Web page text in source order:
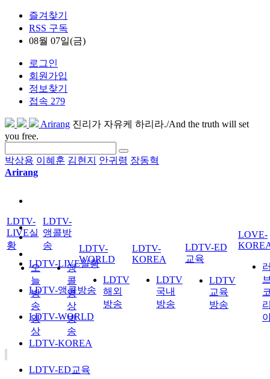
즐겨찾기
RSS 구독
08월 07일(금)
로그인
회원가입
정보찾기
접속 279
Arirang 진리가 자유케 하리라./And the truth will set
you free.
박상용 이혜훈 김현지 안귀령 장동혁
Arirang
LDTV-LIVE실황
LDTV-앵콜방송
LDTV-WORLD
LDTV-KOREA
LDTV-ED교육
LDTV-
LIVE실
황
오
늘
방
송
영
상
LDTV-
앵콜방
송
앵
콜
영
상
방
송
LDTV-
WORLD
LDTV
해외
방송
LDTV-
KOREA
LDTV
국내
방송
LDTV-ED
교육
LDTV
교육
방송
LOVE-